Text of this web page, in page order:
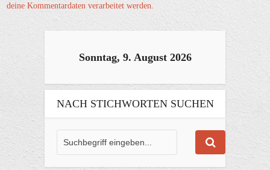
deine Kommentardaten verarbeitet werden.
Sonntag, 9. August 2026
NACH STICHWORTEN SUCHEN